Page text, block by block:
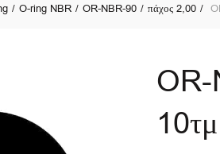
O-ring NBR OR-NBR-90 πάχος 2,00
OR-